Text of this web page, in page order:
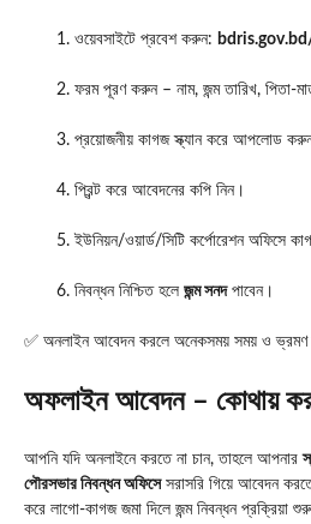
ওয়েবসাইটে প্রবেশ করুন:
ফরম পূরণ করুন – নাম, জন্ম তারিখ, পিতা-
প্রয়োজনীয় কাগজ স্ক্যান করে আপলোড
প্রিন্ট করে আবেদনের কপি নিন।
ইউনিয়ন/ওয়ার্ড/সিটি কর্পোরেশন অফিসে
নিবন্ধন নিশ্চিত হলে জন্ম সনদপাবেন।
✅ অনলাইন আবেদন করলে অনেকসময় সময় ও ভ্রমণ
অফলাইন আবেদন – কোথায়
আপনি যদি অনলাইনে করতে না চান, তাহলে আপনার
পৌরসভার নিবন্ধন অফিসেসরাসরি গিয়ে আবেদন
করে লাগো-কাগজ জমা দিলে জন্ম নিবন্ধন প্রক্রিয়া